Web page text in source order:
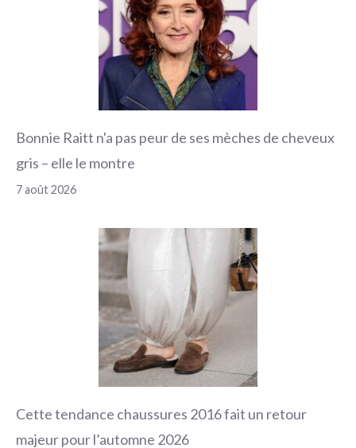
Bonnie Raitt n'a pas peur de ses mèches de cheveux
gris – elle le montre
7 août 2026
Cette tendance chaussures 2016 fait un retour
majeur pour l’automne 2026